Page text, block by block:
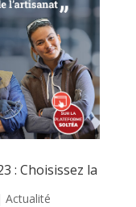
: Choisissez la
Actualité